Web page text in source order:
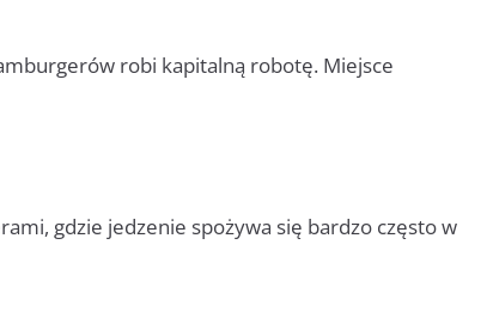
robi kapitalną robotę. Miejsce
gdzie jedzenie spożywa się bardzo często w